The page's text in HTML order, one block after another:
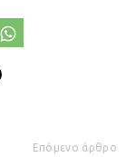
Επόμενο άρθρο